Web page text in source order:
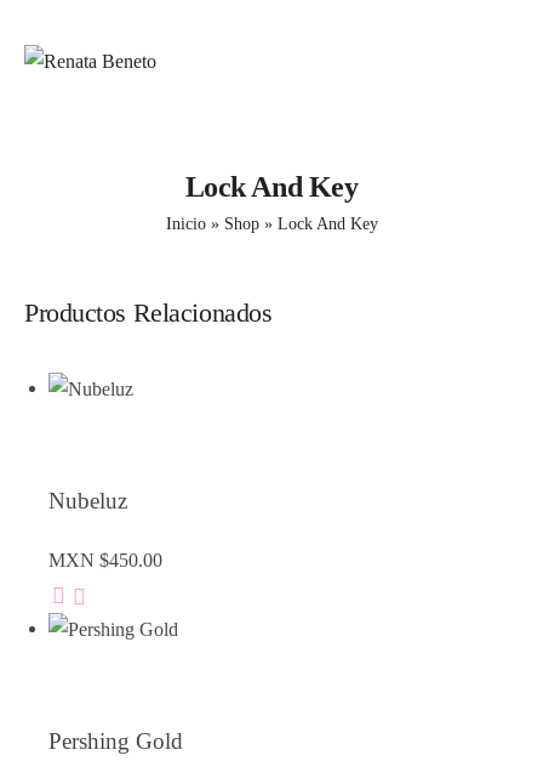
Lock And Key
Inicio» Shop» Lock And Key
Productos Relacionados
Nubeluz
MXN $450.00
Pershing Gold